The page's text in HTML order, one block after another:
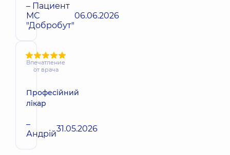
– Пациент
МС
"Добробут"
06.06.2026
Впечатление
от врача
Професійний
лікар
–
Андрій31.05.2026